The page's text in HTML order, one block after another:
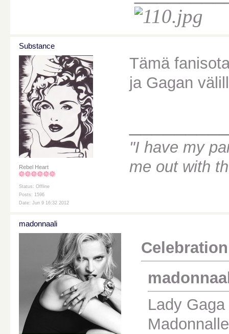
Substance
Rebel Heart
Status: Offline
Posts: 1596
Date: Jun 9 16:32 2012
Tämä
ja Gagan
"I have my
me out with
madonnaali
Lady